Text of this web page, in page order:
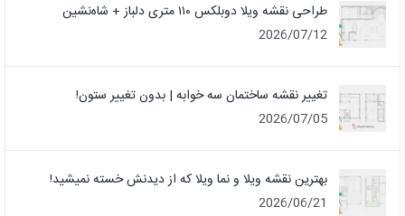
طراحی نقشه ویلا دوبلکس ۱۱۰ متری دلباز + شاه‌نشین
2026/07/12
تغییر نقشه ساختمان سه خوابه | بدون تغییر ستون!
2026/07/05
بهترین نقشه ویلا و نما ویلا که از دیدنش خسته نمیشید!
2026/06/21